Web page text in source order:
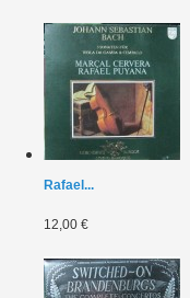
Rafael...
12,00 €